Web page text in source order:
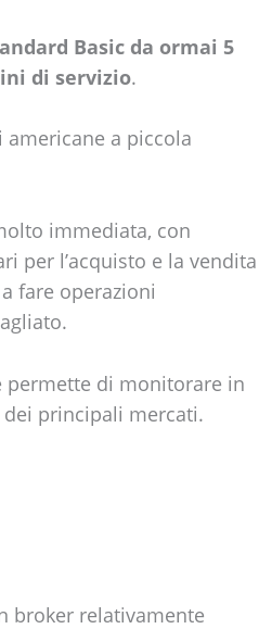
Basic da ormai 5
di servizio.
a piccola
immediata, con
per l’acquisto e la vendita
fare operazioni
permette di monitorare in
principali mercati.
broker relativamente